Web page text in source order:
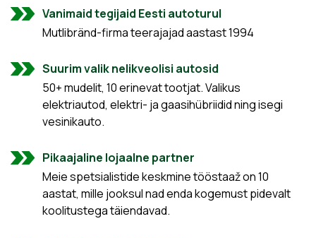
Vanimaid tegijaid Eesti autoturul
Mutlibränd-firma teerajajad aastast 1994
Suurim valik nelikveolisi autosid
50+ mudelit, 10 erinevat tootjat. Valikus
elektriautod, elektri- ja gaasihübriidid ning isegi
vesinikauto.
Pikaajaline lojaalne partner
Meie spetsialistide keskmine tööstaaž on 10
aastat, mille jooksul nad enda kogemust pidevalt
koolitustega täiendavad.